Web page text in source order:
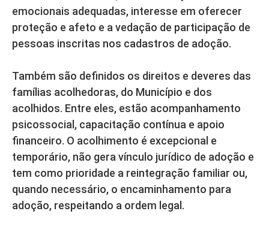
emocionais adequadas, interesse em oferecer
proteção e afeto e a vedação de participação de
pessoas inscritas nos cadastros de adoção.
Também são definidos os direitos e deveres das
famílias acolhedoras, do Município e dos
acolhidos. Entre eles, estão acompanhamento
psicossocial, capacitação contínua e apoio
financeiro. O acolhimento é excepcional e
temporário, não gera vínculo jurídico de adoção e
tem como prioridade a reintegração familiar ou,
quando necessário, o encaminhamento para
adoção, respeitando a ordem legal.